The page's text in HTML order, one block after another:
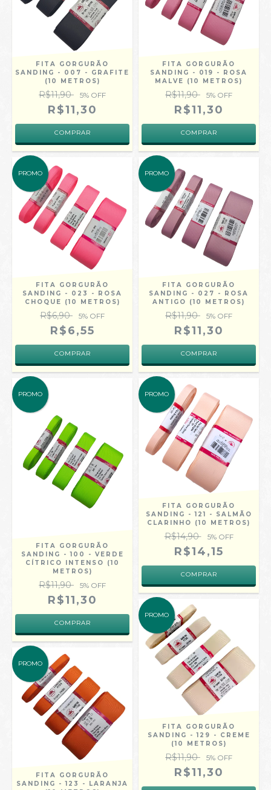
FITA GORGURÃO
SANDING - 007 - GRAFITE
(10 METROS)
R$11,90 5% OFF
R$11,30
COMPRAR
FITA GORGURÃO
SANDING - 019 - ROSA
MALVE (10 METROS)
R$11,90 5% OFF
R$11,30
COMPRAR
PROMO
FITA GORGURÃO
SANDING - 023 - ROSA
CHOQUE (10 METROS)
R$6,90 5% OFF
R$6,55
COMPRAR
PROMO
FITA GORGURÃO
SANDING - 027 - ROSA
ANTIGO (10 METROS)
R$11,90 5% OFF
R$11,30
COMPRAR
PROMO
FITA GORGURÃO
SANDING - 100 - VERDE
CÍTRICO INTENSO (10
METROS)
R$11,90 5% OFF
R$11,30
COMPRAR
PROMO
FITA GORGURÃO
SANDING - 121 - SALMÃO
CLARINHO (10 METROS)
R$14,90 5% OFF
R$14,15
COMPRAR
PROMO
FITA GORGURÃO
SANDING - 123 - LARANJA
PROMO
FITA GORGURÃO
SANDING - 129 - CREME
(10 METROS)
R$11,90 5% OFF
R$11,30